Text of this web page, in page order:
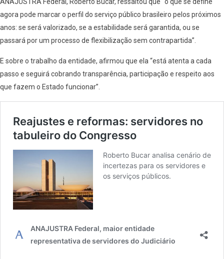
agora pode marcar o perfil do serviço público brasileiro pelos próximos
anos: se será valorizado, se a estabilidade será garantida, ou se
passará por um processo de flexibilização sem contrapartida”.
E sobre o trabalho da entidade, afirmou que ela “está atenta a cada
passo e seguirá cobrando transparência, participação e respeito aos
que fazem o Estado funcionar”.